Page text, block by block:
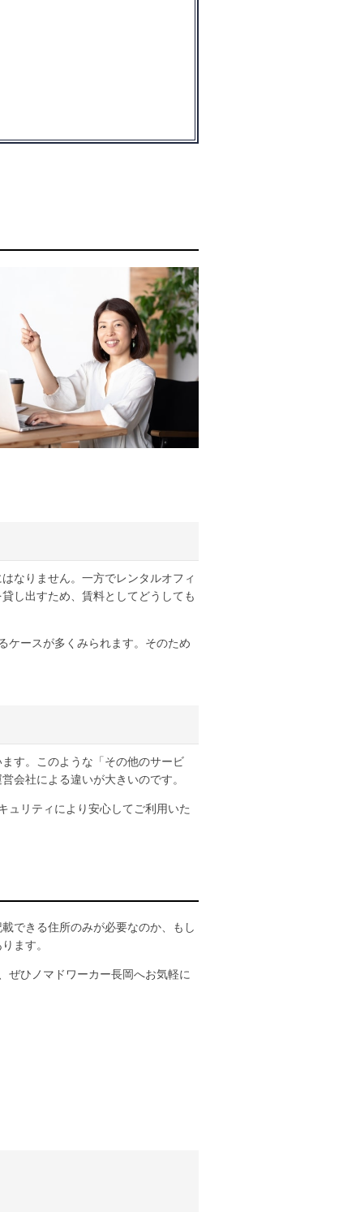
なりません。一方でレンタルオフィ
し出すため、賃料としてどうしても
ケースが多くみられます。そのため
す。このような「その他のサービ
会社による違いが大きいのです。
ュリティにより安心してご利用いた
できる住所のみが必要なのか、もし
ます。
ぜひノマドワーカー長岡へお気軽に